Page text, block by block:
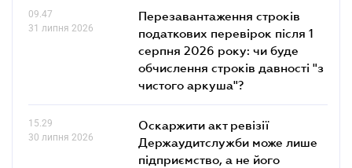
09.47
31 липня 2026
Перезавантаження строків
податкових перевірок після 1
серпня 2026 року: чи буде
обчислення строків давності "з
чистого аркуша"?
15.29
30 липня 2026
Оскаржити акт ревізії
Держаудитслужби може лише
підприємство, а не його